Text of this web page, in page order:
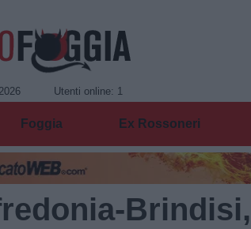
Utenti online: 1
Foggia Ex Rossoneri